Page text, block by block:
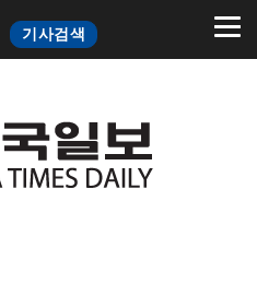
기사검색